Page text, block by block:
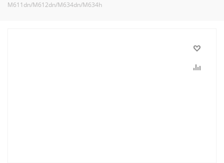
M611dn/M612dn/M634dn/M634h